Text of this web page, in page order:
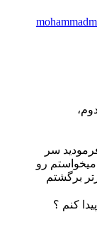
سر
رو
برگشتم
کنم ؟